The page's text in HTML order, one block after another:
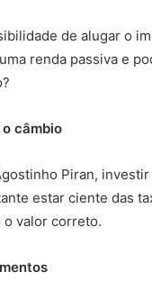
de alugar o
renda passiva e
câmbio
Piran,
estar ciente das
valor correto.